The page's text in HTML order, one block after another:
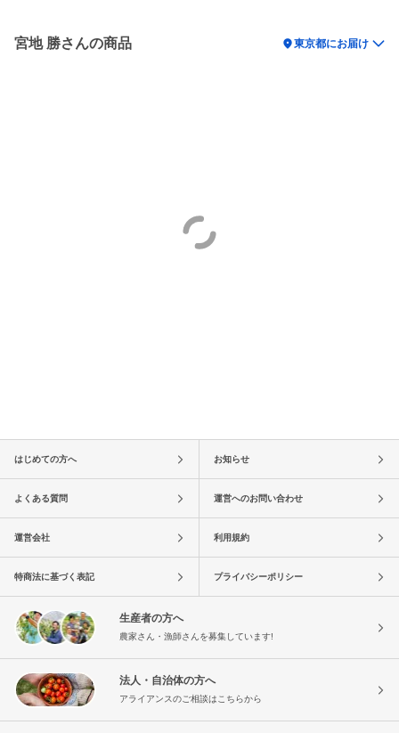
宮地 勝さんの商品 location_on東京都にお届け
はじめての方へ お知らせ
よくある質問 運営へのお問い合わせ
運営会社 利用規約
特商法に基づく表記 プライバシーポリシー
生産者の方へ
農家さん・漁師さんを募集しています!
法人・自治体の方へ
アライアンスのご相談はこちらから